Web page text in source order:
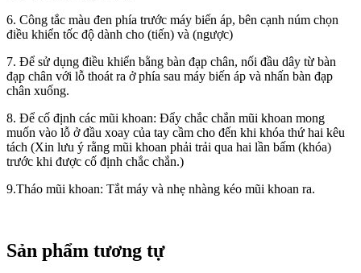
6. Công tắc màu đen phía trước máy biến áp, bên cạnh núm chọn
điều khiển tốc độ dành cho (tiến) và (ngược)
7. Để sử dụng điều khiển bằng bàn đạp chân, nối đầu dây từ bàn
đạp chân với lỗ thoát ra ở phía sau máy biến áp và nhấn bàn đạp
chân xuống.
8. Để cố định các mũi khoan: Đẩy chắc chắn mũi khoan mong
muốn vào lỗ ở đầu xoay của tay cầm cho đến khi khóa thứ hai kêu
tách (Xin lưu ý rằng mũi khoan phải trải qua hai lần bấm (khóa)
trước khi được cố định chắc chắn.)
9.Tháo mũi khoan: Tắt máy và nhẹ nhàng kéo mũi khoan ra.
Sản phẩm tương tự